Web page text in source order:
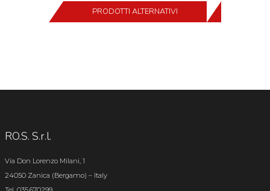
PRODOTTI ALTERNATIVI
RO.S. S.r.l.
Via Don Lorenzo Milani, 1
24050 Zanica (Bergamo) – Italy